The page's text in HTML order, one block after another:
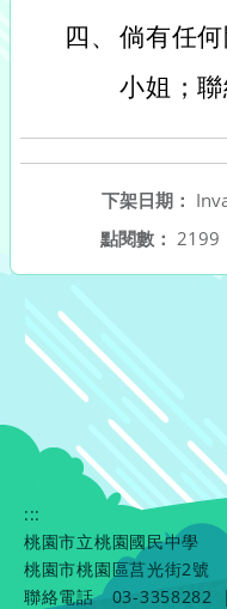
四、 倘有任
小姐；
下架日期：
點閱數： 2199
:::
桃園市立桃園國民中學
桃園市桃園區莒光街2號
聯絡電話
03-3358282
|